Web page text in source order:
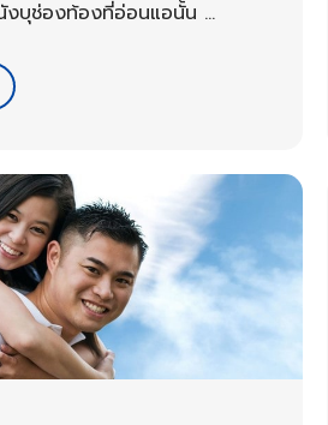
งบุช่องท้องที่อ่อนแอนั้น …